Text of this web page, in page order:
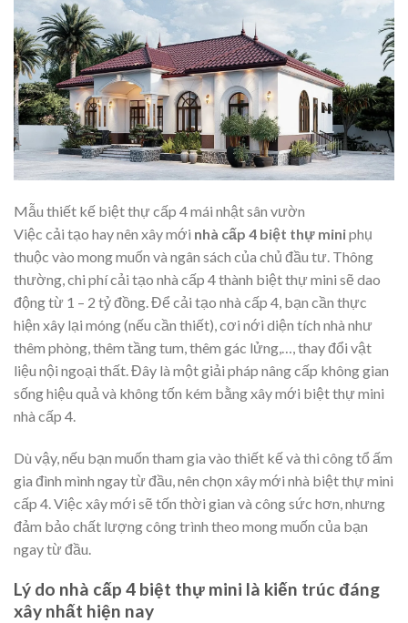
Mẫu thiết kế biệt thự cấp 4 mái nhật sân vườn
Việc cải tạo hay nên xây mới nhà cấp 4 biệt thự miniphụ
thuộc vào mong muốn và ngân sách của chủ đầu tư. Thông
thường, chi phí cải tạo nhà cấp 4 thành biệt thự mini sẽ dao
động từ 1 – 2 tỷ đồng. Để cải tạo nhà cấp 4, bạn cần thực
hiện xây lại móng (nếu cần thiết), cơi nới diện tích nhà như
thêm phòng, thêm tầng tum, thêm gác lửng,…, thay đổi vật
liệu nội ngoại thất. Đây là một giải pháp nâng cấp không gian
sống hiệu quả và không tốn kém bằng xây mới biệt thự mini
nhà cấp 4.
Dù vậy, nếu bạn muốn tham gia vào thiết kế và thi công tổ ấm
gia đình mình ngay từ đầu, nên chọn xây mới nhà biệt thự mini
cấp 4. Việc xây mới sẽ tốn thời gian và công sức hơn, nhưng
đảm bảo chất lượng công trình theo mong muốn của bạn
ngay từ đầu.
Lý do nhà cấp 4 biệt thự mini là kiến trúc đáng
xây nhất hiện nay